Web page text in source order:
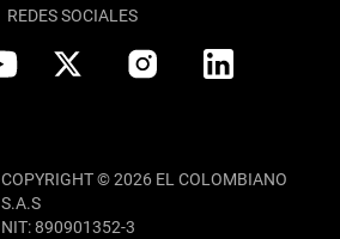
REDES SOCIALES
COPYRIGHT © 2026 EL COLOMBIANO
S.A.S
NIT: 890901352-3